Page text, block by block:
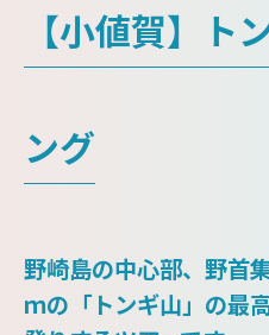
【小値賀】ト
ング
野崎島の中心部、野首
ｍの「トンギ山」の最